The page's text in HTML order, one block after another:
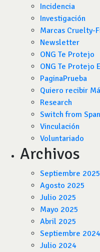
Incidencia
Investigación
Marcas Cruelty-
Newsletter
ONG Te Protejo
ONG Te Protejo
PaginaPrueba
Quiero recibir
Research
Switch from
Vinculación
Voluntariado
Archivos
Septiembre 2025
Agosto 2025
Julio 2025
Mayo 2025
Abril 2025
Septiembre 2024
Julio 2024